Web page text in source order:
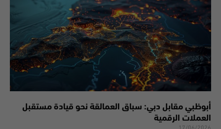
أبوظبي مقابل دبي: سباق العمالقة نحو قيادة مستقبل
العملات الرقمية